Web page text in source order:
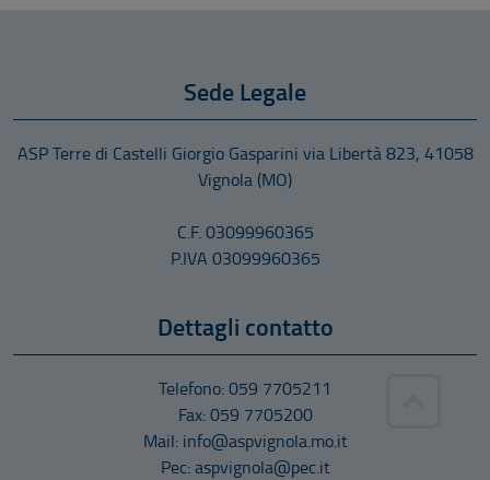
Sede Legale
ASP Terre di Castelli Giorgio Gasparini via Libertà 823, 41058
Vignola (MO)
C.F. 03099960365
P.IVA 03099960365
Dettagli contatto
Telefono: 059 7705211
Fax: 059 7705200
Mail: info@aspvignola.mo.it
Pec: aspvignola@pec.it